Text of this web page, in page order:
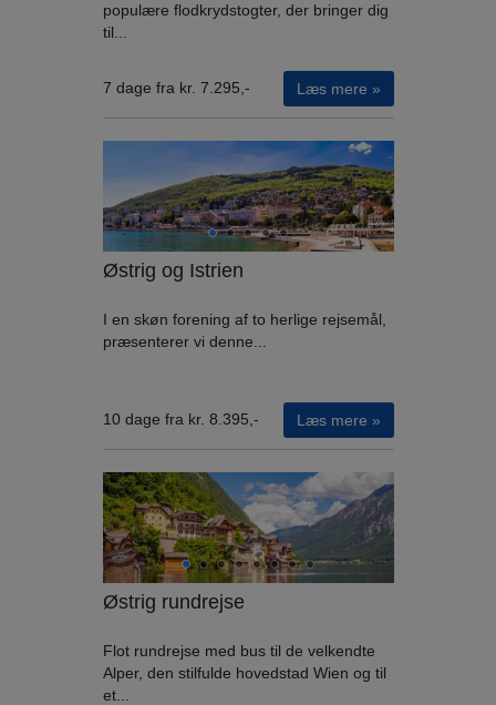
populære flodkrydstogter, der bringer dig
til...
7 dage fra kr. 7.295,- Læs mere »
Østrig og Istrien
I en skøn forening af to herlige rejsemål,
præsenterer vi denne...
10 dage fra kr. 8.395,- Læs mere »
Østrig rundrejse
Flot rundrejse med bus til de velkendte
Alper, den stilfulde hovedstad Wien og til
et...